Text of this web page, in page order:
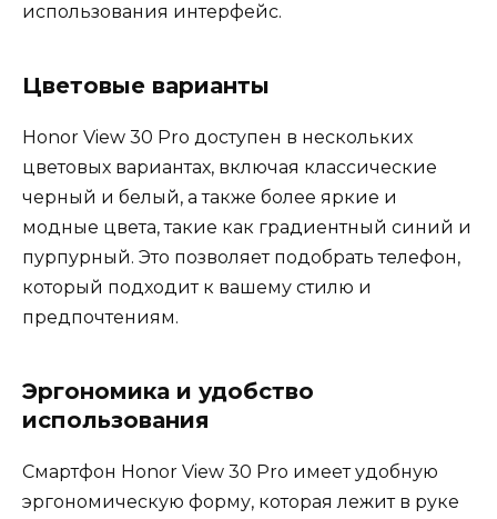
использования интерфейс.
Цветовые варианты
Honor View 30 Pro доступен в нескольких
цветовых вариантах, включая классические
черный и белый, а также более яркие и
модные цвета, такие как градиентный синий и
пурпурный. Это позволяет подобрать телефон,
который подходит к вашему стилю и
предпочтениям.
Эргономика и удобство
использования
Смартфон Honor View 30 Pro имеет удобную
эргономическую форму, которая лежит в руке